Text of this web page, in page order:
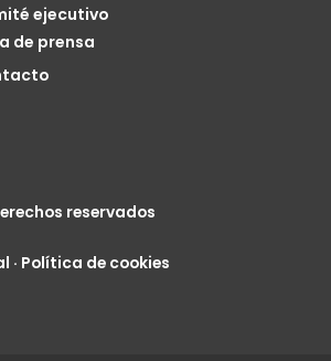
ejecutivo
de prensa
reservados
· Política de cookies